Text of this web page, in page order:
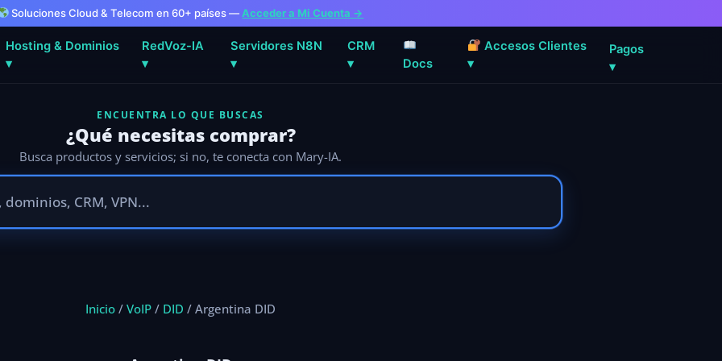
Soluciones Cloud & Telecom en 60+ países — Acceder a Mi Cuenta →
Hosting & Dominios
▾
RedVoz-IA
▾
Servidores N8N
▾
CRM
▾
Docs
Accesos Clientes
▾
Pagos
▾
ENCUENTRA LO QUE BUSCAS
¿Qué necesitas comprar?
Busca productos y servicios; si no, te conecta con Mary-IA.
Inicio / VoIP / DID / Argentina DID